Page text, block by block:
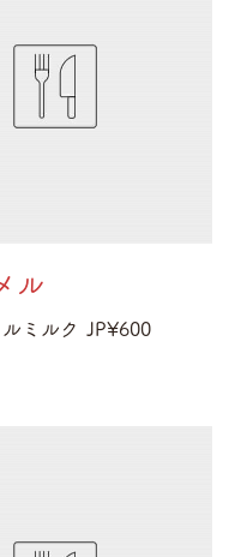
ル
ミルク JP¥600